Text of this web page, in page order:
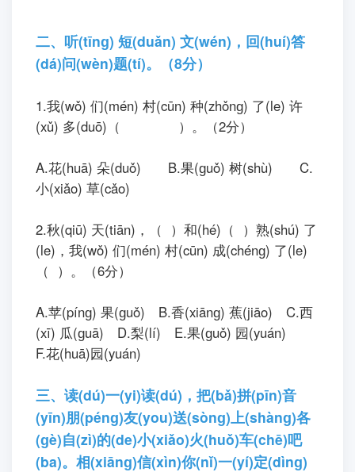
二、听(tīnɡ) 短(duǎn) 文(wén)，回(huí)答
(dá)问(wèn)题(tí)。（8分）
1.我(wǒ) 们(mén) 村(cūn) 种(zhǒnɡ) 了(le) 许
(xǔ) 多(duō)（ ）。（2分）
A.花(huā) 朵(duǒ) B.果(ɡuǒ) 树(shù) C.
小(xiǎo) 草(cǎo)
2.秋(qiū) 天(tiān)，（ ）和(hé)（ ）熟(shú) 了
(le)，我(wǒ) 们(mén) 村(cūn) 成(chénɡ) 了(le)
（ ）。（6分）
A.苹(pínɡ) 果(ɡuǒ) B.香(xiānɡ) 蕉(jiāo) C.西
(xī) 瓜(ɡuā) D.梨(lí) E.果(ɡuǒ) 园(yuán)
F.花(huā)园(yuán)
三、读(dú)一(yi)读(dú)，把(bǎ)拼(pīn)音
(yīn)朋(pénɡ)友(you)送(sònɡ)上(shànɡ)各
(ɡè)自(zì)的(de)小(xiǎo)火(huǒ)车(chē)吧
(ba)。相(xiānɡ)信(xìn)你(nǐ)一(yí)定(dìnɡ)